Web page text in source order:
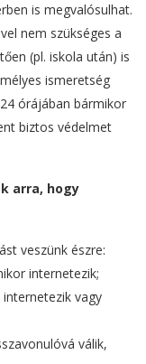
is megvalósulhat.
nem szükséges a
(pl. iskola után) is
ismeretség
órájában bármikor
biztos védelmet
arra, hogy
veszünk észre:
internetezik;
vagy
válik,